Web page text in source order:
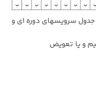
جدول سرويسهاي دوره اي و
و يا تعويض